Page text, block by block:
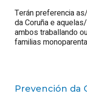
Terán preferencia
da Coruña e
ambos traballando
familias
Prevención da